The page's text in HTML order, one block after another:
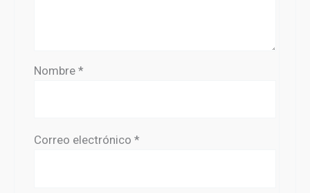
Nombre*
Correo electrónico*